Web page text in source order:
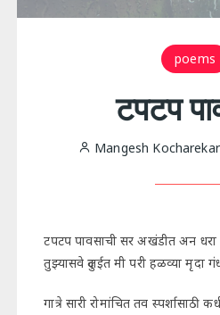
poems
टपटप
Mangesh Kocharekar
टपटप पावसाची सर अखंडीत अन धरा
तुझ्यासवे दुलईत मी परी हळव्या मृदा
गात्रे सारी रोमांचित तव स्पर्शासाठी